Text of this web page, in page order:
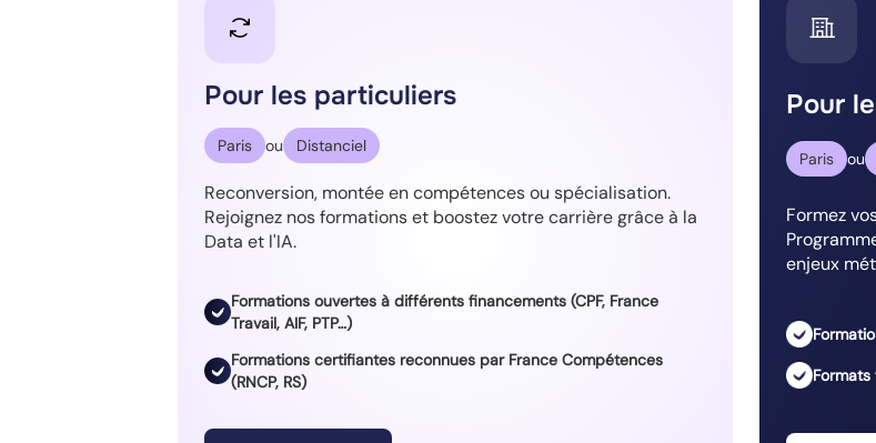
Pour les particuliers
Paris ou Distanciel
Reconversion, montée en compétences ou spécialisation.
Rejoignez nos formations et boostez votre carrière grâce à la
Data et l'IA.
Formations ouvertes à différents financements (CPF, France
Travail, AIF, PTP…)
Formations certifiantes reconnues par France Compétences
(RNCP, RS)
Pour
Paris ou
Formez
enjeux